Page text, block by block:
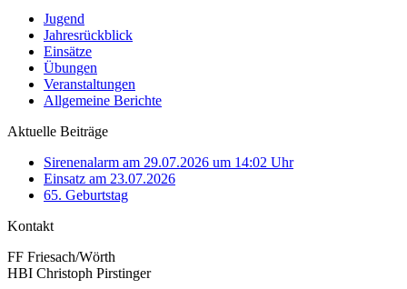
Jugend
Jahresrückblick
Einsätze
Übungen
Veranstaltungen
Allgemeine Berichte
Aktuelle Beiträge
Sirenenalarm am 29.07.2026 um 14:02 Uhr
Einsatz am 23.07.2026
65. Geburtstag
Kontakt
FF Friesach/Wörth
HBI Christoph Pirstinger